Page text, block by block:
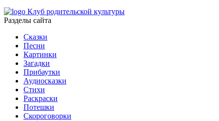
Клуб родительской культуры
Разделы сайта
Сказки
Песни
Картинки
Загадки
Прибаутки
Аудиосказки
Стихи
Раскраски
Потешки
Скороговорки